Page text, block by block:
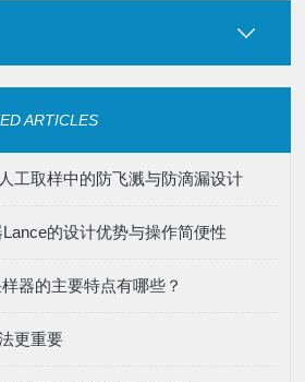
ARTICLES
工取样中的防飞溅与防滴漏设计
的设计优势与操作简便性
器的主要特点有哪些？
更重要